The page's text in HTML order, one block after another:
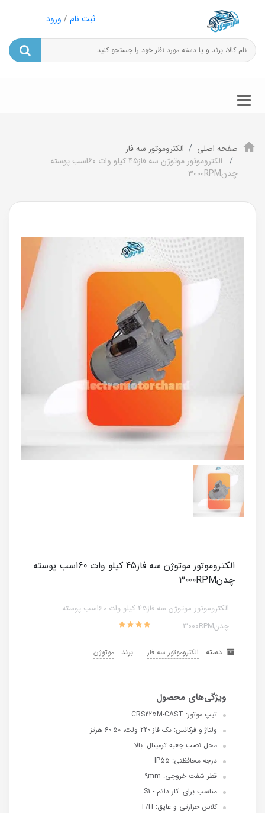
ثبت نام / ورود
صفحه اصلی
الکتروموتور سه فاز
الکتروموتور موتوژن سه فاز45 کیلو وات 60اسب پوسته
چدن3000RPM
الکتروموتور موتوژن سه فاز45 کیلو وات 60اسب پوسته
چدن3000RPM
الکتروموتور موتوژن سه فاز45 کیلو وات 60اسب پوسته
چدن3000RPM
دسته: الکتروموتور سه فاز برند: موتوژن
تیپ موتور: CRS225M-CAST
ولتاژ و فرکانس: نک فاز 220 ولت، 50-60 هرتز
محل نصب جعبه ترمینال: بالا
درجه محافظتی: IP55
قطر شفت خروجی: 9mm
مناسب برای: کار دائم - S1
کلاس حرارتی و عایق: F/H